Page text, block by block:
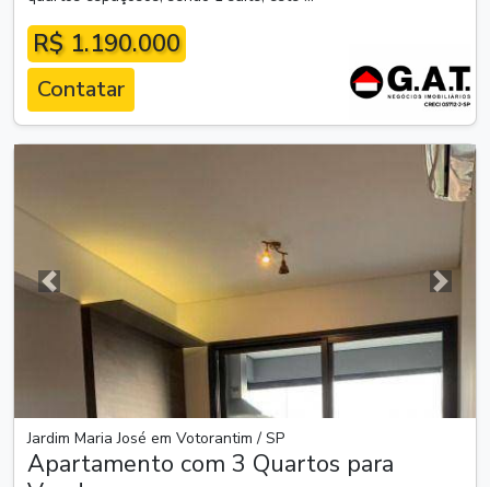
R$ 1.190.000
Contatar
Anterior
Jardim Maria José em Votorantim / SP
Apartamento com 3 Quartos para